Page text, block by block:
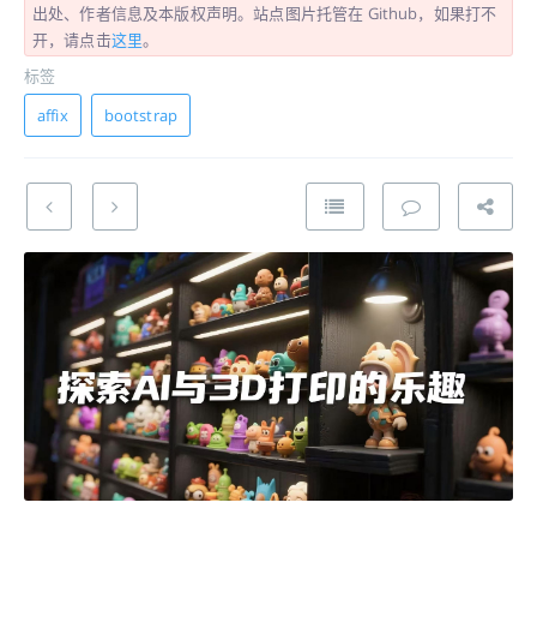
出处、作者信息及本版权声明。站点图片托管在 Github，如果打不
开，请点击这里。
标签
affix
bootstrap